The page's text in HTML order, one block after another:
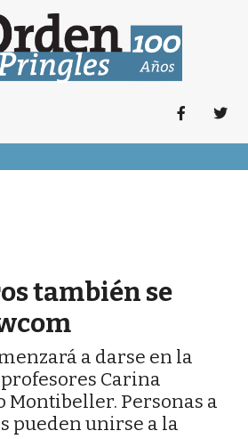
también se
a darse en la
Carina
Montibeller. Personas a
pueden unirse a la